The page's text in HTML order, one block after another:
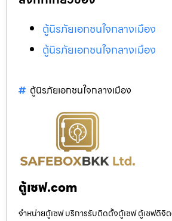
ตู้นิรภัยเอกชนใจกลางเมือง
ตู้นิรภัยเอกชนใจกลางเมือง
ตู้นิรภัยเอกชนใจกลางเมือง
ตู้เซฟ.com
จำหน่ายตู้เซฟ บริการรับติดตั้งตู้เซฟ ตู้เซฟดิจิ